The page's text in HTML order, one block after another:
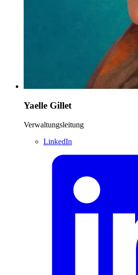
Yaelle Gillet
Verwaltungsleitung
LinkedIn